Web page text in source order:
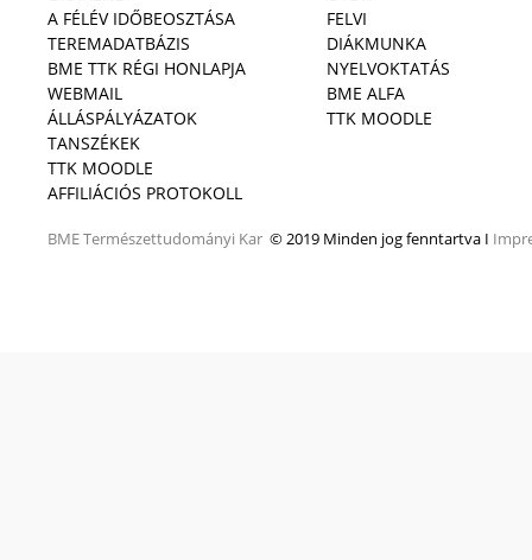
A FÉLÉV IDŐBEOSZTÁSA
TEREMADATBÁZIS
BME TTK RÉGI HONLAPJA
WEBMAIL
ÁLLÁSPÁLYÁZATOK
TANSZÉKEK
TTK MOODLE
AFFILIÁCIÓS PROTOKOLL
BMETermészettudományi Kar © 2019 Minden jog fenntartva I
FELVI
DIÁKMUNKA
NYELVOKTATÁS
BME ALFA
TTK MOODLE